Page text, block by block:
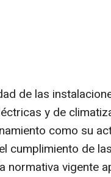
de las
y de
como su
cumplimiento de
normativa vigente